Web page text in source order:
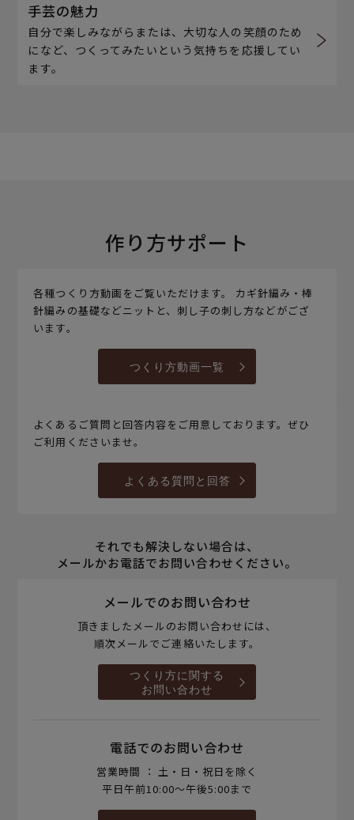
手芸の魅力
自分で楽しみながらまたは、大切な人の笑顔のため
になど、つくってみたいという気持ちを応援してい
ます。
作り方サポート
各種つくり方動画をご覧いただけます。 カギ針編み・棒
針編みの基礎などニットと、刺し子の刺し方などがござ
います。
つくり方動画一覧
よくあるご質問と回答内容をご用意しております。ぜひ
ご利用くださいませ。
よくある質問と回答
それでも解決しない場合は、
メールかお電話でお問い合わせください。
メールでのお問い合わせ
頂きましたメールのお問い合わせには、
順次メールでご連絡いたします。
つくり方に関する
お問い合わせ
電話でのお問い合わせ
営業時間 ： 土・日・祝日を除く
平日午前10:00～午後5:00まで